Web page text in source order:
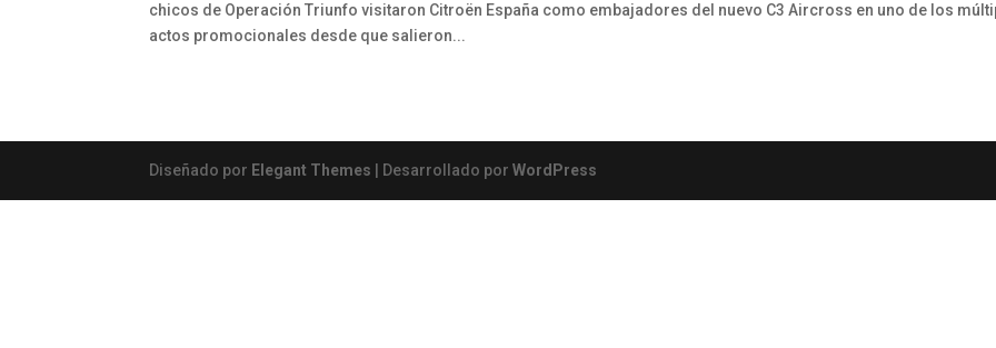
chicos de Operación Triunfo visitaron Citroën España como embajadores del nuevo C3 Aircross en uno de los
actos promocionales desde que salieron...
Diseñado por Elegant Themes | Desarrollado porWordPress